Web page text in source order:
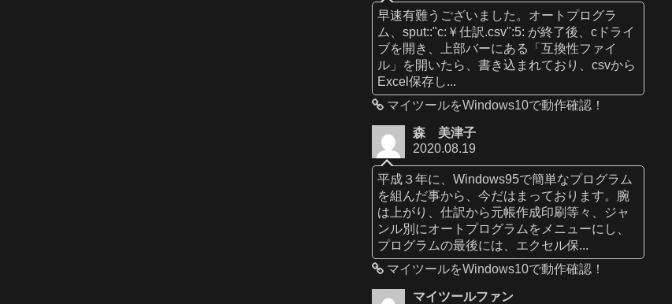
早速有難うございました。オートプログラ
ム、sput::"c:￥仕訳.csv":5: が終了後、cドライ
ブを開き、上部バーにある「互換性ファイ
ル」を開いたら、書き込まれており、csvから
Excel保存し...
マイツールをWindows10で動作確認！
森 美津子
2020.08.19
平成３年に、Windows95で簡単なプログラム
を組んだ事から、今だはまっております。腕
は上がり、仕訳から元帳作成印刷等々、ジャ
ンル別にオートプログラムをメニューにし、
プログラムの最後には、エクセル保...
マイツールをWindows10で動作確認！
マイツールファン